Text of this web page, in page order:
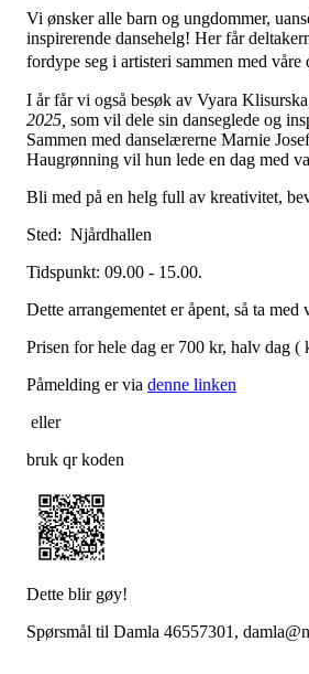
Vi ønsker alle barn og ungdommer,
inspirerende dansehelg! Her får
fordype seg i artisteri sammen med våre
I år får vi også besøk av Vyara
2025, som vil dele sin danseglede og
Sammen med danselærerne Marnie
Haugrønning vil hun lede en dag med
Bli med på en helg full av kreativitet,
Sted: Njårdhallen
Tidspunkt: 09.00 - 15.00.
Dette arrangementet er åpent, så ta med
Prisen for hele dag er 700 kr, halv dag
Påmelding er via denne linken
eller
bruk qr koden
Dette blir gøy!
Spørsmål til Damla 46557301,